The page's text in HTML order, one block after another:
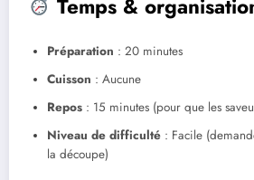
Temps &
Préparation : 20 minutes
Cuisson : Aucune
Repos : 15 minutes (pour que les
Niveau de difficulté : Facile
la découpe)